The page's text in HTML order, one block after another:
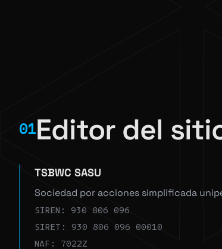
01Editor del
TSBWC SASU
Sociedad por acciones simplificada
SIREN: 930 806 096
SIRET: 930 806 096 00010
NAF: 7022Z